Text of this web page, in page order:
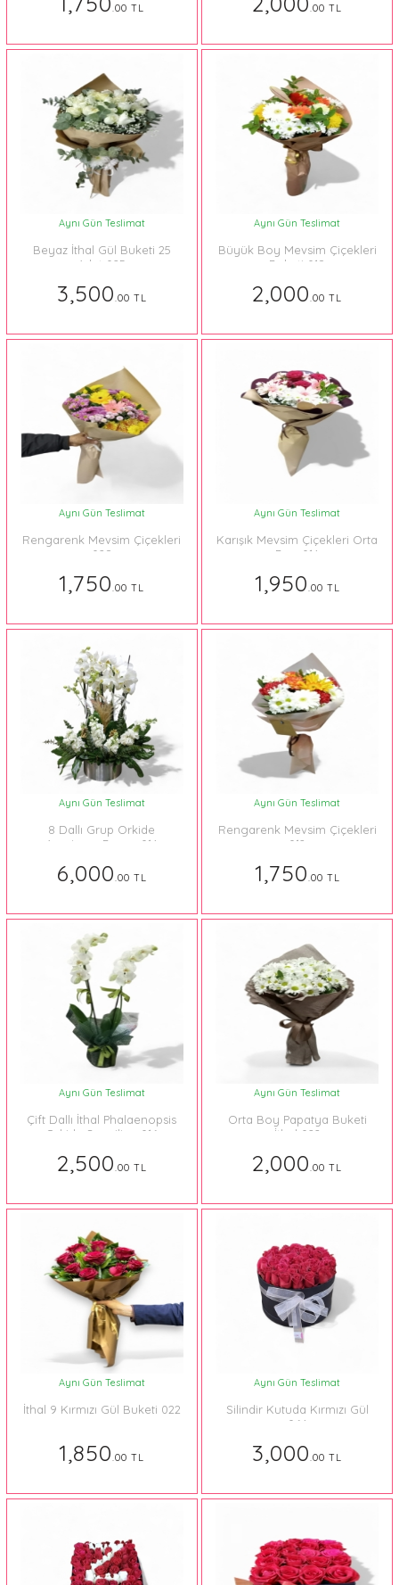
.00 TL .00 TL
Aynı Gün Teslimat
Beyaz İthal Gül Buketi 25
Adet 025
3,500.00 TL
Aynı Gün Teslimat
Büyük Boy Mevsim Çiçekleri
Buketi 018
2,000.00 TL
Aynı Gün Teslimat
Rengarenk Mevsim Çiçekleri
028
1,750.00 TL
Aynı Gün Teslimat
Karışık Mevsim Çiçekleri Orta
Boy 014
1,950.00 TL
Aynı Gün Teslimat
8 Dallı Grup Orkide
Aranjman Beyaz 014
6,000.00 TL
Aynı Gün Teslimat
Rengarenk Mevsim Çiçekleri
012
1,750.00 TL
Aynı Gün Teslimat
Çift Dallı İthal Phalaenopsis
Orkide Sevgiliye 016
2,500.00 TL
Aynı Gün Teslimat
Orta Boy Papatya Buketi
İthal 022
2,000.00 TL
Aynı Gün Teslimat
İthal 9 Kırmızı Gül Buketi 022
1,850.00 TL
Aynı Gün Teslimat
Silindir Kutuda Kırmızı Gül
064
3,000.00 TL